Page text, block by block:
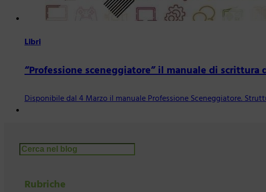
Libri
“Professione sceneggiatore” il manuale di scrittura
Disponibile dal 4 Marzo il manuale Professione Sceneggiatore.
Cerca
Rubriche